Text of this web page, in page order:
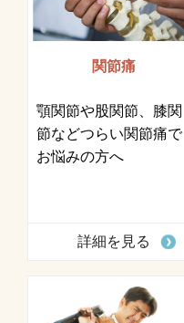
関節痛
顎関節や股関節、膝関
節などつらい関節痛で
お悩みの方へ
詳細を見る